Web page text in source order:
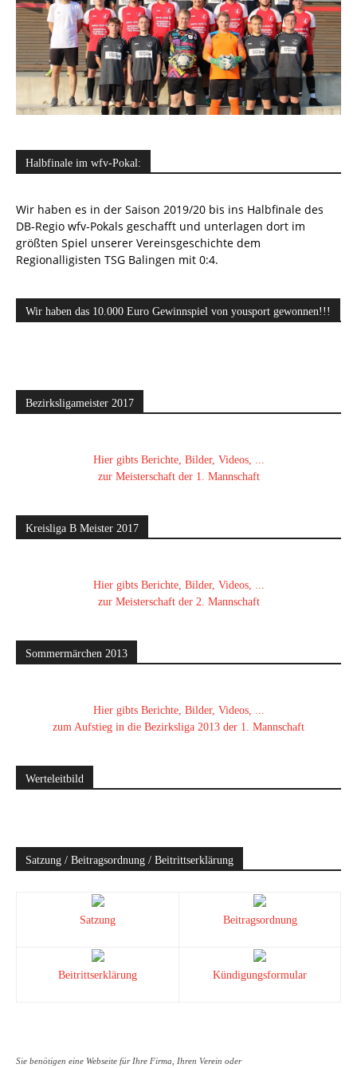
Halbfinale im wfv-Pokal:
Wir haben es in der Saison 2019/20 bis ins Halbfinale des
DB-Regio wfv-Pokals geschafft und unterlagen dort im
größten Spiel unserer Vereinsgeschichte dem
Regionalligisten TSG Balingen mit 0:4.
Wir haben das 10.000 Euro Gewinnspiel von yousport gewonnen!!!
Bezirksligameister 2017
Hier gibts Berichte, Bilder, Videos, ...
zur Meisterschaft der 1. Mannschaft
Kreisliga B Meister 2017
Hier gibts Berichte, Bilder, Videos, ...
zur Meisterschaft der 2. Mannschaft
Sommermärchen 2013
Hier gibts Berichte, Bilder, Videos, ...
zum Aufstieg in die Bezirksliga 2013 der 1. Mannschaft
Werteleitbild
Satzung / Beitragsordnung / Beitrittserklärung
Satzung Beitragsordnung
Beitrittserklärung Kündigungsformular
Sie benötigen eine Webseite für Ihre Firma, Ihren Verein oder